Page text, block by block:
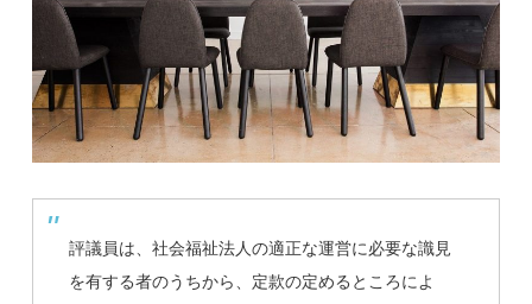
評議員は、社会福祉法人の適正な運営に必要な識見
を有する者のうちから、定款の定めるところによ